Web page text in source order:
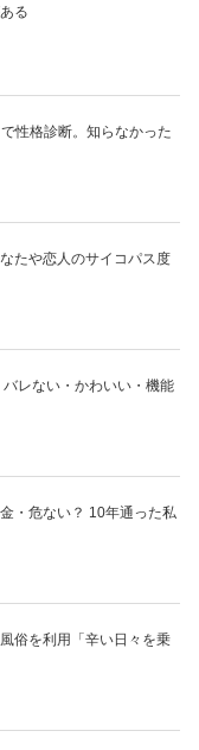
る
性格診断。知らなかった
たや恋人のサイコパス度
レない・かわいい・機能
・危ない？ 10年通った私
俗を利用「辛い日々を乗